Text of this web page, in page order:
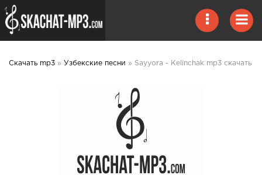
Скачать mp3 » Узбекские песни » Sayyora - Kelinchak mp3 скачать